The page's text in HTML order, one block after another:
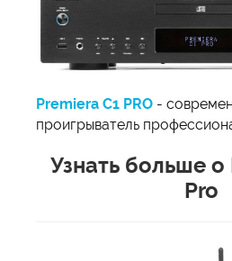
Premiera C1 PRO -
проигрыватель
Узнать больше о
Pro